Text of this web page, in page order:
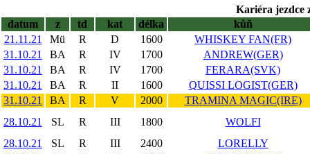
Kariéra jezdce
datum
z td kat délka
kůň
21.11.21
Mü R D 1600
WHISKEY FAN(FR)
31.10.21
BA R IV 1700
ANDREW(GER)
31.10.21
BA R IV 1700
FERARA(SVK)
31.10.21
BA R II 1600
QUISSI LOGIST(GER)
31.10.21
BA R V 2000
TRAMINA MAGIC(IRE)
28.10.21
SL R III 1800
WOLFI
28.10.21
SL R III 2400
LORELLY